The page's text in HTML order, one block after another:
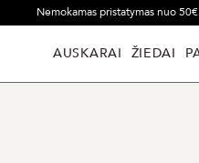
Nemokamas pristatymas nuo 50€
AUSKARAI ŽIEDAI